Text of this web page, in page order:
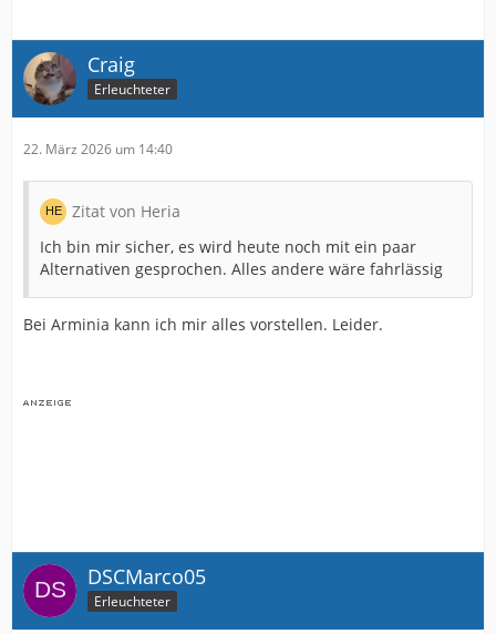
Craig
Erleuchteter
22. März 2026 um 14:40
Zitat von Heria
Ich bin mir sicher, es wird heute noch mit ein paar
Alternativen gesprochen. Alles andere wäre fahrlässig
Bei Arminia kann ich mir alles vorstellen. Leider.
DSCMarco05
Erleuchteter